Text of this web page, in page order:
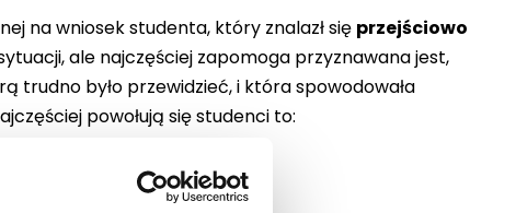
na wniosek studenta, który znalazł się przejściowo
ale najczęściej zapomoga przyznawana jest,
trudno było przewidzieć, i która spowodowała
powołują się studenci to: